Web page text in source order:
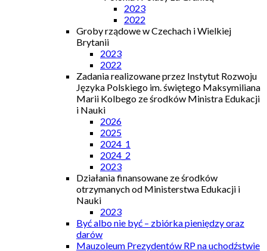
2023
2022
Groby rządowe w Czechach i Wielkiej
Brytanii
2023
2022
Zadania realizowane przez Instytut Rozwoju
Języka Polskiego im. świętego Maksymiliana
Marii Kolbego ze środków Ministra Edukacji
i Nauki
2026
2025
2024_1
2024_2
2023
Działania finansowane ze środków
otrzymanych od Ministerstwa Edukacji i
Nauki
2023
Być albo nie być – zbiórka pieniędzy oraz
darów
Mauzoleum Prezydentów RP na uchodźstwie